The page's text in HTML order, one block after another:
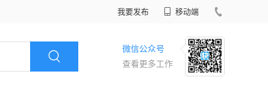
我要发布 移动端
微信公众号
查看更多工作